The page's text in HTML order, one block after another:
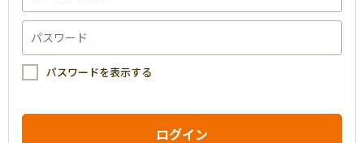
パスワードを表示する